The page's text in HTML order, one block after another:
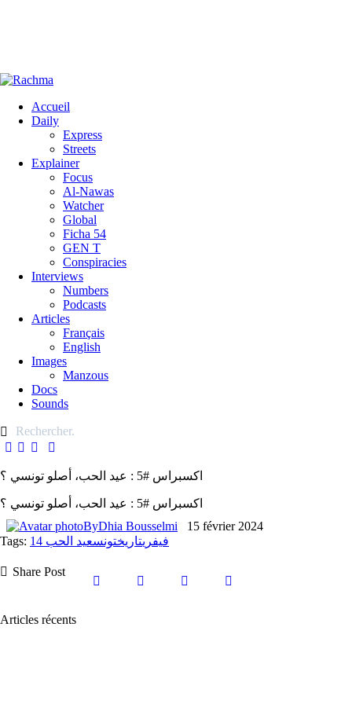
Accueil
Daily
Express
Streets
Explainer
Focus
Al-Nawas
Watcher
Global
Ficha 54
GEN T
Conspiracies
Interviews
Numbers
Podcasts
Articles
Français
English
Images
Manzous
Docs
Sounds
اكسبراس #5 : عيد الحب، أصلو تونسي ؟
اكسبراس #5 : عيد الحب، أصلو تونسي ؟
ByDhia Bousselmi
15 février 2024
Tags:
14 فيفريتاريختونسعيد الحب
Share Post
Articles récents